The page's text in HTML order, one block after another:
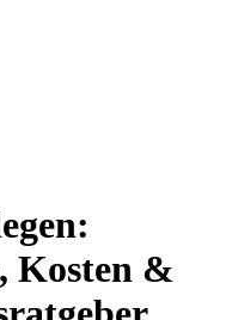
Kosten &